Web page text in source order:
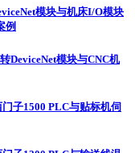
模块与机床I/O模块
例
DeviceNet模块与CNC机
子1500 PLC与贴标机伺